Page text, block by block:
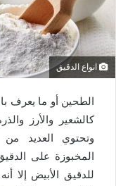
انواع الدقيق
الطحين أو ما يعرف
كالشعير والأرز
وتحتوي العديد من
المخبوزة على
للدقيق الأبيض إلا